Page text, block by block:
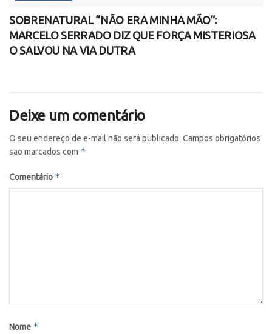
SOBRENATURAL “NÃO ERA MINHA MÃO”:
MARCELO SERRADO DIZ QUE FORÇA MISTERIOSA
O SALVOU NA VIA DUTRA
Deixe um comentário
O seu endereço de e-mail não será publicado. Campos obrigatórios
são marcados com *
Comentário *
Nome *